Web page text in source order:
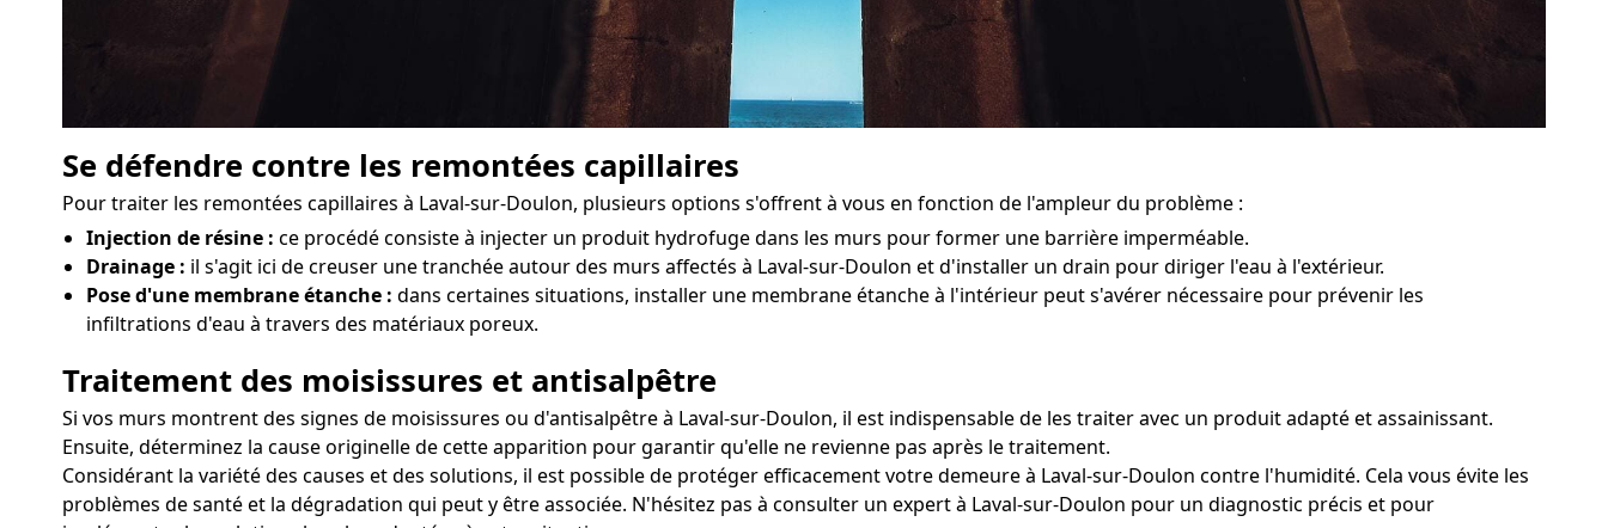
Se défendre contre les remontées capillaires
Pour traiter les remontées capillaires à Laval-sur-Doulon, plusieurs options s'offrent à vous en fonction de l'ampleur du problème :
Injection de résine : ce procédé consiste à injecter un produit hydrofuge dans les murs pour former une barrière imperméable.
Drainage : il s'agit ici de creuser une tranchée autour des murs affectés à Laval-sur-Doulon et d'installer un drain pour diriger l'eau à l'extérieur.
Pose d'une membrane étanche : dans certaines situations, installer une membrane étanche à l'intérieur peut s'avérer nécessaire pour prévenir les
infiltrations d'eau à travers des matériaux poreux.
Traitement des moisissures et antisalpêtre
Si vos murs montrent des signes de moisissures ou d'antisalpêtre à Laval-sur-Doulon, il est indispensable de les traiter avec un produit adapté et assainissant.
Ensuite, déterminez la cause originelle de cette apparition pour garantir qu'elle ne revienne pas après le traitement.
Considérant la variété des causes et des solutions, il est possible de protéger efficacement votre demeure à Laval-sur-Doulon contre l'humidité. Cela vous évite les
problèmes de santé et la dégradation qui peut y être associée. N'hésitez pas à consulter un expert à Laval-sur-Doulon pour un diagnostic précis et pour